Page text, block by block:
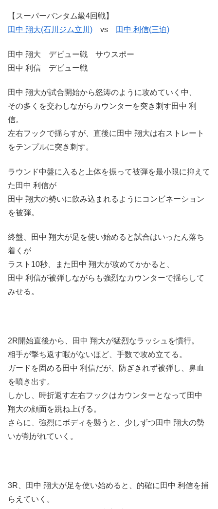
【スーパーバンタム級4回戦】
田中 翔大(石川ジム立川) vs 田中 利信(三迫)
田中 翔大 デビュー戦 サウスポー
田中 利信 デビュー戦
田中 翔大が試合開始から怒涛のように攻めていく中、
その多くを交わしながらカウンターを突き刺す田中 利
信。
左右フックで揺らすが、直後に田中 翔大は右ストレート
をテンプルに突き刺す。
ラウンド中盤に入ると上体を振って被弾を最小限に抑えて
た田中 利信が
田中 翔大の勢いに飲み込まれるようにコンビネーション
を被弾。
終盤、田中 翔大が足を使い始めると試合はいったん落ち
着くが
ラスト10秒、また田中 翔大が攻めてかかると、
田中 利信が被弾しながらも強烈なカウンターで揺らして
みせる。
2R開始直後から、田中 翔大が猛烈なラッシュを慣行。
相手が撃ち返す暇がないほど、手数で攻め立てる。
ガードを固める田中 利信だが、防ぎきれず被弾し、鼻血
を噴き出す。
しかし、時折返す左右フックはカウンターとなって田中
翔大の顔面を跳ね上げる。
さらに、強烈にボディを襲うと、少しずつ田中 翔大の勢
いが削がれていく。
3R、田中 翔大が足を使い始めると、的確に田中 利信を捕
らえていく。